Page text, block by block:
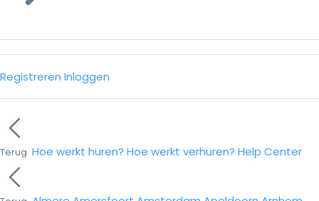
Registreren Inloggen
Terug Hoe werkt huren? Hoe werkt verhuren? Help Center